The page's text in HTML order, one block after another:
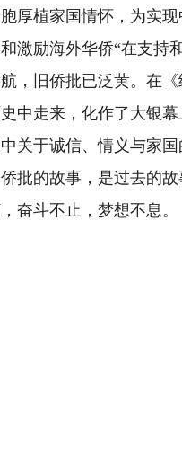
厚植家国情怀，为实
激励海外华侨“在支持
旧侨批已泛黄。在《
中走来，化作了大银
关于诚信、情义与家
的故事，是过去的故
奋斗不止，梦想不息